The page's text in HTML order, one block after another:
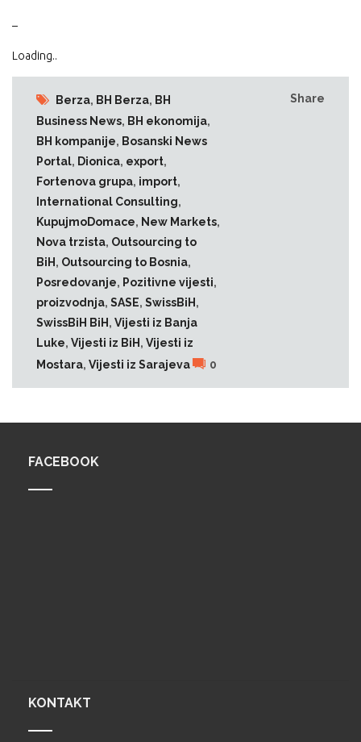
–
Loading..
Berza, BH Berza, BH
Business News, BH ekonomija,
BH kompanije, Bosanski News
Portal, Dionica, export,
Fortenova grupa, import,
International Consulting,
KupujmoDomace, New Markets,
Nova trzista, Outsourcing to
BiH, Outsourcing to Bosnia,
Posredovanje, Pozitivne vijesti,
proizvodnja, SASE, SwissBiH,
SwissBiH BiH, Vijesti iz Banja
Luke, Vijesti iz BiH, Vijesti iz
Mostara, Vijesti iz Sarajeva 0
Share
FACEBOOK
KONTAKT